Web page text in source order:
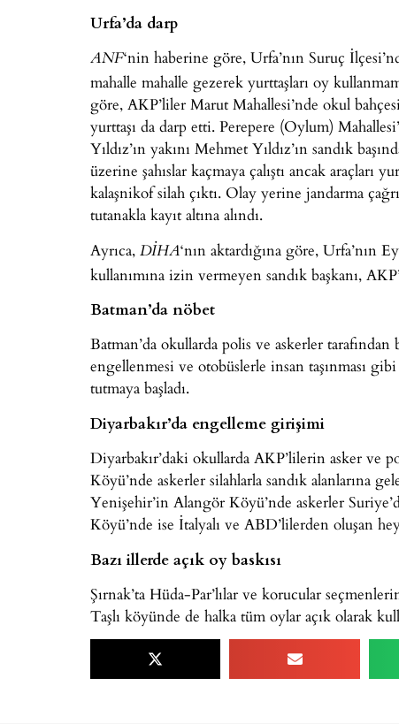
Urfa’da darp
ANF‘nin haberine göre, Urfa’nın Suruç
mahalle mahalle gezerek yurttaşları oy
göre, AKP’liler Marut Mahallesi’nde okul
yurttaşı da darp etti. Perepere (Oylum)
Yıldız’ın yakını Mehmet Yıldız’ın sandık
üzerine şahıslar kaçmaya çalıştı ancak araçları
kalaşnikof silah çıktı. Olay yerine jandarma
tutanakla kayıt altına alındı.
Ayrıca, DİHA‘nın aktardığına göre, Urfa’nın
kullanımına izin vermeyen sandık başkanı,
Batman’da nöbet
Batman’da okullarda polis ve askerler
engellenmesi ve otobüslerle insan taşınması
tutmaya başladı.
Diyarbakır’da engelleme girişimi
Diyarbakır’daki okullarda AKP’lilerin asker ve
Köyü’nde askerler silahlarla sandık alanlarına
Yenişehir’in Alangör Köyü’nde askerler
Köyü’nde ise İtalyalı ve ABD’lilerden oluşan
Bazı illerde açık oy baskısı
Şırnak’ta Hüda-Par’lılar ve korucular
Taşlı köyünde de halka tüm oylar açık olarak